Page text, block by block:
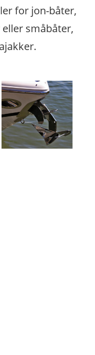
for jon-båter,
småbåter,